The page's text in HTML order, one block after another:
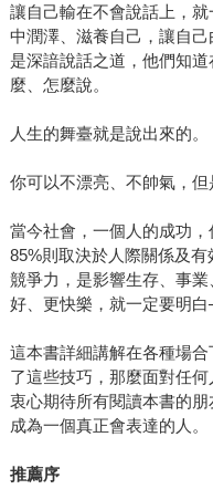
讓自己輸在不會說話上，
中潤澤、滋養自己，讓自
是深諳說話之道，他們知
麼、怎麼說。
人生的舞臺就是說出來的。
你可以不漂亮、不帥氣，但
當今社會，一個人的成功
85%則取決於人際關係及
競爭力，是影響生存、事
好、更快樂，就一定要明
這本書詳細講解在各種場
了這些技巧，那麼面對任何
衷心期待所有閱讀本書的
成為一個真正會表達的人。
推薦序